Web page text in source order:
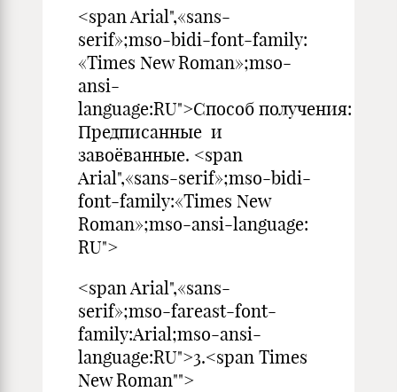
<span Arial",«sans-
serif»;mso-bidi-font-family:
«Times New Roman»;mso-
ansi-
language:RU">Способ получения:
Предписанные и
завоёванные. <span
Arial",«sans-serif»;mso-bidi-
font-family:«Times New
Roman»;mso-ansi-language:
RU">
<span Arial",«sans-
serif»;mso-fareast-font-
family:Arial;mso-ansi-
language:RU">3.<span Times
New Roman"">